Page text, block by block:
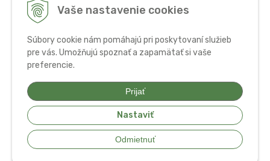
Vaše nastavenie cookies
Súbory cookie nám pomáhajú pri poskytovaní služieb
pre vás. Umožňujú spoznať a zapamätať si vaše
preferencie.
Prijať
Nastaviť
Odmietnuť
Ochrana osobných údajov
© 2026 Bio potraviny, zdravá výživa a doplnky • tvorba eshopu cez